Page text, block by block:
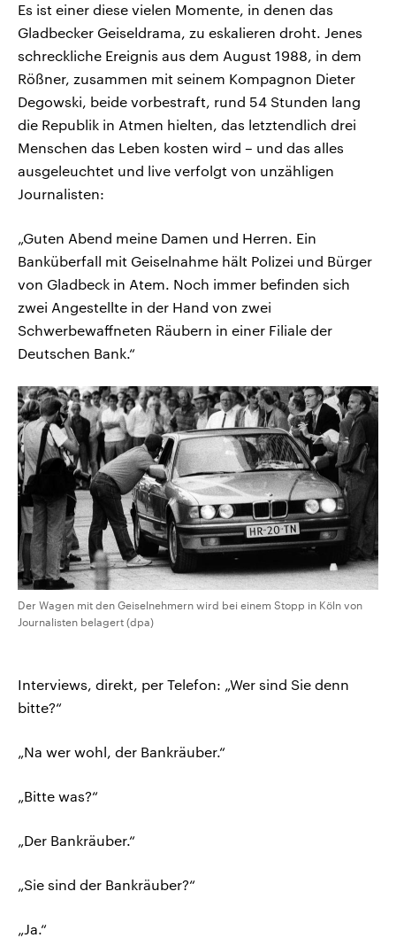
Es ist einer diese vielen Momente, in denen das
Gladbecker Geiseldrama, zu eskalieren droht. Jenes
schreckliche Ereignis aus dem August 1988, in dem
Rößner, zusammen mit seinem Kompagnon Dieter
Degowski, beide vorbestraft, rund 54 Stunden lang
die Republik in Atmen hielten, das letztendlich drei
Menschen das Leben kosten wird – und das alles
ausgeleuchtet und live verfolgt von unzähligen
Journalisten:
„Guten Abend meine Damen und Herren. Ein
Banküberfall mit Geiselnahme hält Polizei und Bürger
von Gladbeck in Atem. Noch immer befinden sich
zwei Angestellte in der Hand von zwei
Schwerbewaffneten Räubern in einer Filiale der
Deutschen Bank.“
Der Wagen mit den Geiselnehmern wird bei einem Stopp in Köln von
Journalisten belagert (dpa)
Interviews, direkt, per Telefon: „Wer sind Sie denn
bitte?“
„Na wer wohl, der Bankräuber.“
„Bitte was?“
„Der Bankräuber.“
„Sie sind der Bankräuber?“
„Ja.“